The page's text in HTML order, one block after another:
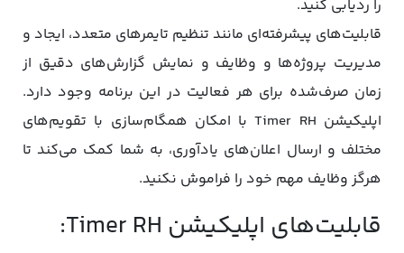
را ردیابی کنید.
قابلیت‌های پیشرفته‌ای مانند تنظیم تایمرهای متعدد، ایجاد و
مدیریت پروژه‌ها و وظایف و نمایش گزارش‌های دقیق از
زمان صرف‌شده برای هر فعالیت در این برنامه وجود دارد.
اپلیکیشن Timer RH با امکان همگام‌سازی با تقویم‌های
مختلف و ارسال اعلان‌های یادآوری، به شما کمک می‌کند تا
هرگز وظایف مهم خود را فراموش نکنید.
قابلیت‌های اپلیکیشن Timer RH: